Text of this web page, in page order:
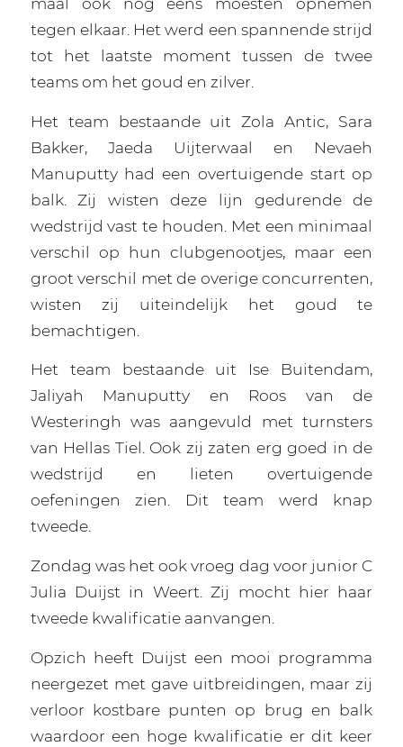
tegen elkaar. Het werd een spannende strijd
tot het laatste moment tussen de twee
teams om het goud en zilver.
Het team bestaande uit Zola Antic, Sara
Bakker, Jaeda Uijterwaal en Nevaeh
Manuputty had een overtuigende start op
balk. Zij wisten deze lijn gedurende de
wedstrijd vast te houden. Met een minimaal
verschil op hun clubgenootjes, maar een
groot verschil met de overige concurrenten,
wisten zij uiteindelijk het goud te
bemachtigen.
Het team bestaande uit Ise Buitendam,
Jaliyah Manuputty en Roos van de
Westeringh was aangevuld met turnsters
van Hellas Tiel. Ook zij zaten erg goed in de
wedstrijd en lieten overtuigende
oefeningen zien. Dit team werd knap
tweede.
Zondag was het ook vroeg dag voor junior C
Julia Duijst in Weert. Zij mocht hier haar
tweede kwalificatie aanvangen.
Opzich heeft Duijst een mooi programma
neergezet met gave uitbreidingen, maar zij
verloor kostbare punten op brug en balk
waardoor een hoge kwalificatie er dit keer